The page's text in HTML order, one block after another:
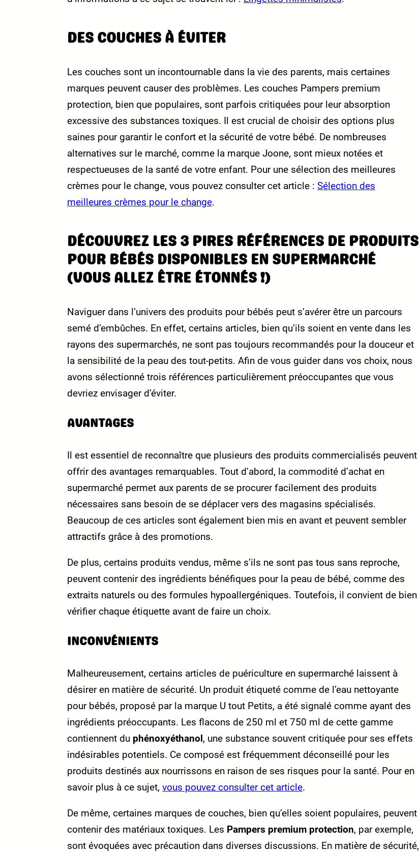
DES COUCHES À ÉVITER
Les couches sont un incontournable dans la vie des parents, mais certaines
marques peuvent causer des problèmes. Les couches Pampers premium
protection, bien que populaires, sont parfois critiquées pour leur absorption
excessive des substances toxiques. Il est crucial de choisir des options plus
saines pour garantir le confort et la sécurité de votre bébé. De nombreuses
alternatives sur le marché, comme la marque Joone, sont mieux notées et
respectueuses de la santé de votre enfant. Pour une sélection des meilleures
crèmes pour le change, vous pouvez consulter cet article : Sélection des
meilleures crèmes pour le change.
DÉCOUVREZ LES 3 PIRES RÉFÉRENCES DE PRODUITS
POUR BÉBÉS DISPONIBLES EN SUPERMARCHÉ
(VOUS ALLEZ ÊTRE ÉTONNÉS !)
Naviguer dans l’univers des produits pour bébés peut s’avérer être un parcours
semé d’embûches. En effet, certains articles, bien qu’ils soient en vente dans les
rayons des supermarchés, ne sont pas toujours recommandés pour la douceur et
la sensibilité de la peau des tout-petits. Afin de vous guider dans vos choix, nous
avons sélectionné trois références particulièrement préoccupantes que vous
devriez envisager d’éviter.
AVANTAGES
Il est essentiel de reconnaître que plusieurs des produits commercialisés peuvent
offrir des avantages remarquables. Tout d’abord, la commodité d’achat en
supermarché permet aux parents de se procurer facilement des produits
nécessaires sans besoin de se déplacer vers des magasins spécialisés.
Beaucoup de ces articles sont également bien mis en avant et peuvent sembler
attractifs grâce à des promotions.
De plus, certains produits vendus, même s’ils ne sont pas tous sans reproche,
peuvent contenir des ingrédients bénéfiques pour la peau de bébé, comme des
extraits naturels ou des formules hypoallergéniques. Toutefois, il convient de bien
vérifier chaque étiquette avant de faire un choix.
INCONVÉNIENTS
Malheureusement, certains articles de puériculture en supermarché laissent à
désirer en matière de sécurité. Un produit étiqueté comme de l’eau nettoyante
pour bébés, proposé par la marque U tout Petits, a été signalé comme ayant des
ingrédients préoccupants. Les flacons de 250 ml et 750 ml de cette gamme
contiennent du phénoxyéthanol, une substance souvent critiquée pour ses effets
indésirables potentiels. Ce composé est fréquemment déconseillé pour les
produits destinés aux nourrissons en raison de ses risques pour la santé. Pour en
savoir plus à ce sujet, vous pouvez consulter cet article.
De même, certaines marques de couches, bien qu’elles soient populaires, peuvent
contenir des matériaux toxiques. Les Pampers premium protection, par exemple,
sont évoquées avec précaution dans diverses discussions. En matière de sécurité,